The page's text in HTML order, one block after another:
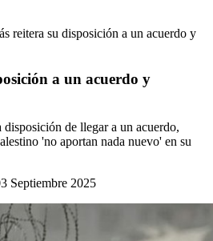
reitera su disposición a un acuerdo y
a un acuerdo y
disposición de llegar a un acuerdo,
'no aportan nada nuevo' en su
Septiembre 2025